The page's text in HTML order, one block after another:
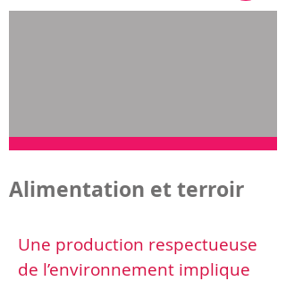
Alimentation et terroir
Une production respectueuse
de l’environnement implique